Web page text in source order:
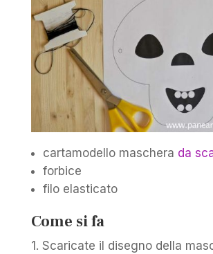
cartamodello maschera da
forbice
filo elasticato
Come si fa
1. Scaricate il disegno della